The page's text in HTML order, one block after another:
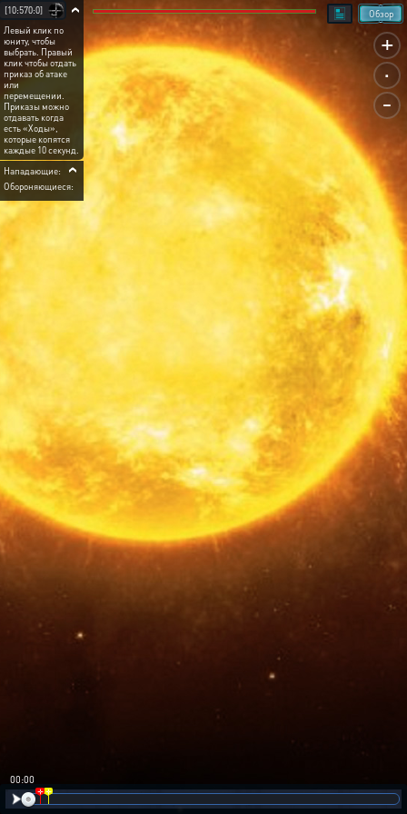
+
.
-
Обзор
[10:570:0]
Левый клик по
юниту, чтобы
выбрать. Правый
клик чтобы отдать
приказ об атаке
или
перемещении.
Приказы можно
отдавать когда
есть «Ходы»,
которые копятся
каждые 10 секунд.
Нападающие:
Обороняющиеся:
00:00